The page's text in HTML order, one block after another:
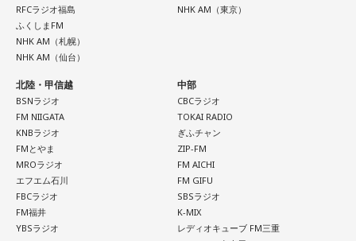
そうすると、対応された側がまた変えてくるんですよ、それ
も試合中に。ですから、ベンチからでも戦術や戦略はある程
度言えますけど、ピッチのなかで選手たちがそれを感じて、
要なんです。
ブラジル戦のときも「守ろう」という気持ちはなくても、ブ
ラジルが1点負けていたときに、前に出てくるエネルギーって
すごいんです。それを食い止めたり、押し返したりするため
には、前半よりもエネルギーをもっと使わなきゃいけないけ
れども、ブラジルのものすごい勢いにのまれてしまった。た
だ、これは日本だけではなく、アルゼンチンと対戦したイン
グランドもそういう展開になったんですよ。サッカーってそ
RFCラジオ福島
ふくしまFM
NHK AM（札幌）
NHK AM（仙台）
NHK AM（東京）
北陸・甲信越
BSNラジオ
FM NIIGATA
KNBラジオ
FMとやま
MROラジオ
エフエム石川
FBCラジオ
FM福井
YBSラジオ
中部
CBCラジオ
TOKAI RADIO
ぎふチャン
ZIP-FM
FM AICHI
FM GIFU
SBSラジオ
K-MIX
レディオキューブ FM三重